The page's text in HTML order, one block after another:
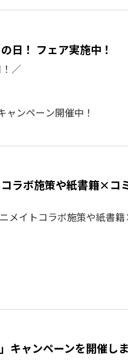
！ フェア実施中！
／
ャンペーン開催中！
ラボ施策や紙書籍×コ
メイトコラボ施策や紙書
キャンペーンを開催し